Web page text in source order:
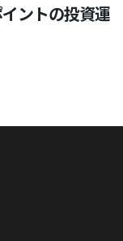
ントの投資運